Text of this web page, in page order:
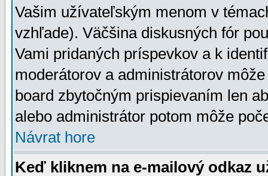
Vašim užívateľským menom v
vzhľade). Väčšina diskusných fór
Vami pridaných príspevkov a k
moderátorov a administrátorov
board zbytočným prispievaním len
alebo administrátor potom môže
Návrat hore
Keď kliknem na e-mailový odkaz